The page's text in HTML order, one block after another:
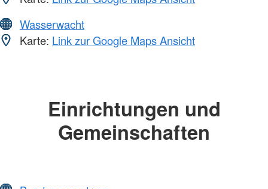
Wasserwacht
Karte: Link zur Google Maps Ansicht
Einrichtungen und
Gemeinschaften